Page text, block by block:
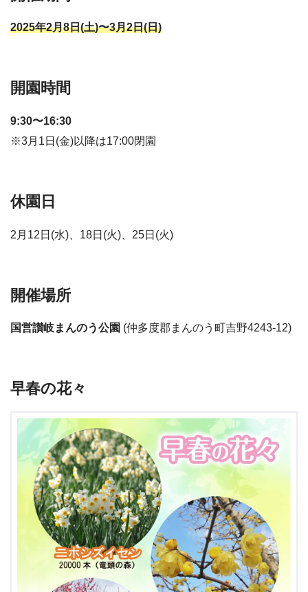
2025年2月8日(土)〜3月2日(日)
開園時間
9:30〜16:30
※3月1日(金)以降は17:00閉園
休園日
2月12日(水)、18日(火)、25日(火)
開催場所
国営讃岐まんのう公園 (仲多度郡まんのう町吉野4243-12)
早春の花々